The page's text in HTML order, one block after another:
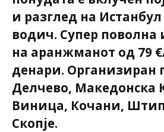
и разглед на Истанбул
водич. Супер поволна
на аранжманот од 79
денари. Организиран
Делчево, Македонска
Виница, Кочани,
Скопје.